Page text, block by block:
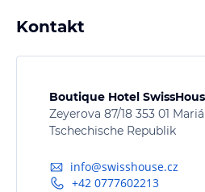
Kontakt
Boutique Hotel
Zeyerova 87/18 353 01
Tschechische Republik
info@swisshouse.cz
+42 0777602213